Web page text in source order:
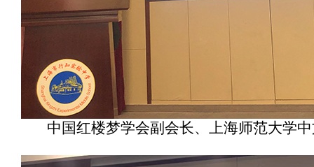
中国红楼梦学会副会长、上海师范大学